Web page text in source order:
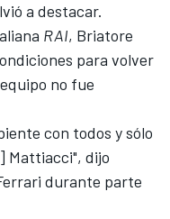
a destacar.
RAI, Briatore
para volver
no fue
con todos y sólo
Mattiacci", dijo
durante parte